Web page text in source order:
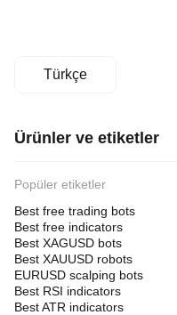
Türkçe
Ürünler ve etiketler
Popüler etiketler
Best free trading bots
Best free indicators
Best XAGUSD bots
Best XAUUSD robots
EURUSD scalping bots
Best RSI indicators
Best ATR indicators